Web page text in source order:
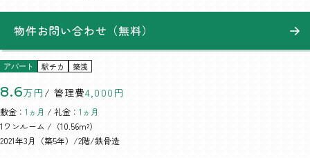
アパート 駅チカ 築浅
8.6万円 / 管理費4,000円
敷金： 1ヵ月 / 礼金： 1ヵ月
1ワンルーム /（10.56m²）
2021年3月（築5年）/2階/鉄骨造
物件お問い合わせ（無料）